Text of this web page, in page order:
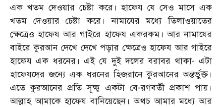
এক খতম দেওয়ার চেষ্টা করে। হাফেয যে সেও মাসে এক
খতম দেওয়ার চেষ্টা করে। নামাযের মধ্যে তিলাওয়াতের
ক্ষেত্রেও হাফেয আর গাইরে হাফেয একরকম। আর নামাযের
বাইরে কুরআন দেখে দেখে পড়ার ক্ষেত্রেও হাফেয আর গাইরে
হাফেয এক ধরনের। এই যে দুই দলের বরাবর থাকা- এটা
হাফেযদের জন্যে এক ধরনের হিজরানে কুরআনের অন্তর্ভুক্ত।
এতে কুরআনের প্রতি সূক্ষ্ম একটা বে-রগবতী প্রকাশ পায়।
আল্লাহ আমাকে হাফেয বানিয়েছেন। অথচ আমার মধ্যে আর